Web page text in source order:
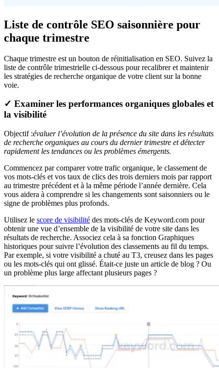
Liste de contrôle SEO saisonnière pour
chaque trimestre
Chaque trimestre est un bouton de réinitialisation en SEO. Suivez la
liste de contrôle trimestrielle ci-dessous pour recalibrer et maintenir
les stratégies de recherche organique de votre client sur la bonne
voie.
✓ Examiner les performances organiques globales et
la visibilité
Objectif :évaluer l’évolution de la présence du site dans les résultats
de recherche organiques au cours du dernier trimestre et détecter
rapidement les tendances ou les problèmes émergents.
Commencez par comparer votre trafic organique, le classement de
vos mots-clés et vos taux de clics des trois derniers mois par rapport
au trimestre précédent et à la même période l’année dernière. Cela
vous aidera à comprendre si les changements sont saisonniers ou le
signe de problèmes plus profonds.
Utilisez le score de visibilité des mots-clés de Keyword.com pour
obtenir une vue d’ensemble de la visibilité de votre site dans les
résultats de recherche. Associez cela à sa fonction Graphiques
historiques pour suivre l’évolution des classements au fil du temps.
Par exemple, si votre visibilité a chuté au T3, creusez dans les pages
ou les mots-clés qui ont glissé. Était-ce juste un article de blog ? Ou
un problème plus large affectant plusieurs pages ?